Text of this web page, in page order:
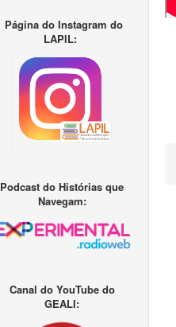
Página do Instagram do
LAPIL:
Podcast do Histórias que
Navegam:
Canal do YouTube do
GEALI: